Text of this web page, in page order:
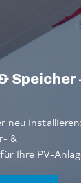
Speicher
neu
&
Ihre PV-